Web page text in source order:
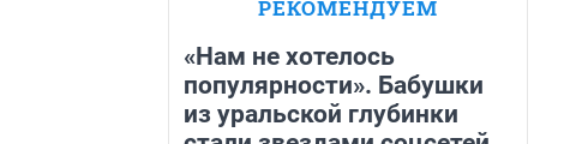
РЕКОМЕНДУЕМ
«Нам не хотелось
популярности». Бабушки
из уральской глубинки